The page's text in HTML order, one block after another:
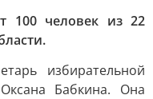
100 человек из 22
избирательной
Бабкина. Она